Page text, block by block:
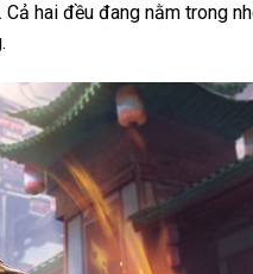
hai đều đang nằm trong